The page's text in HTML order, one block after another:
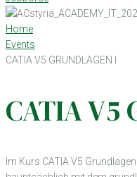
Home
Events
CATIA V5 GRUNDLAGEN I
CATIA V5
Im Kurs CATIA V5